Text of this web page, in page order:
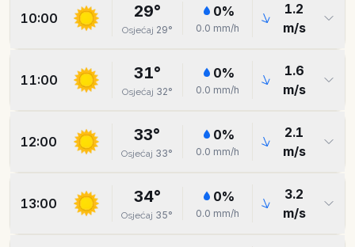
10:00 29°
Osjećaj 29°
0%
0.0 mm/h
1.2
m/s
11:00 31°
Osjećaj 32°
0%
0.0 mm/h
1.6
m/s
12:00 33°
Osjećaj 33°
0%
0.0 mm/h
2.1
m/s
13:00 34°
Osjećaj 35°
0%
0.0 mm/h
3.2
m/s